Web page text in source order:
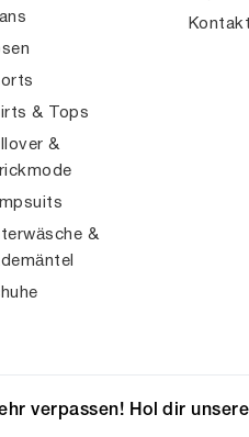
& Tops
&
&
Kontakt
verpassen! Hol dir